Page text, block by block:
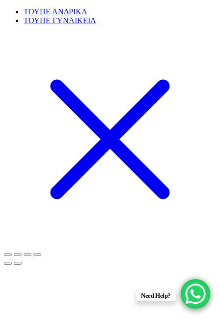
Need Help?
ΤΟΥΠΕ ΑΝΔΡΙΚΑ
ΤΟΥΠΕ ΓΥΝΑΙΚΕΙΑ